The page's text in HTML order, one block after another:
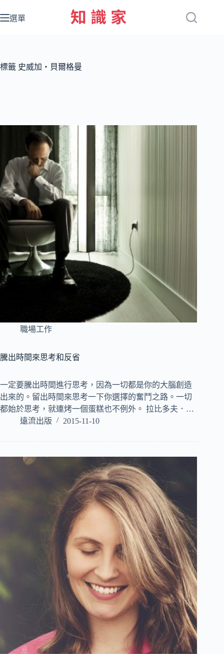
至
容
選單
標籤 史威加‧貝爾格曼
職場工作
騰出時間來思考和反省
一定要騰出時間進行思考，因為一切都是你的大腦創造
出來的。留出時間來思考一下你選擇的奮鬥之路。一切
都始於思考，就連烤一個蛋糕也不例外。 拉比多夫．…
遠流出版
2015-11-10